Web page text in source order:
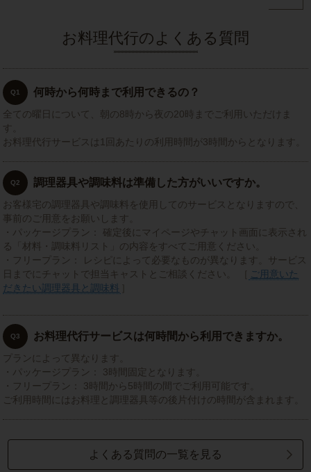
お料理代行のよくある質問
Q1 何時から何時まで利用できるの？
全ての曜日について、朝の8時から夜の20時までご利用いただけま
す。
お料理代行サービスは1回あたりの利用時間が3時間からとなります。
Q2 調理器具や調味料は準備した方がいいですか。
お客様宅の調理器具や調味料を使用してのサービスとなりますので、
事前のご用意をお願いします。
・パッケージプラン： 確定後にマイページやチャット画面に表示され
る「材料・調味料リスト」の内容をすべてご用意ください。
・フリープラン： レシピによって必要なものが異なります。サービス
日までにチャットで担当キャストとご相談ください。 ［
ご用意いた
だきたい調理器具と調味料
Q3 お料理代行サービスは何時間から利用できますか。
プランによって異なります。
・パッケージプラン： 3時間固定となります。
・フリープラン： 3時間から5時間の間でご利用可能です。
ご利用時間にはお料理と調理器具等の後片付けの時間が含まれます。
よくある質問の一覧を見る